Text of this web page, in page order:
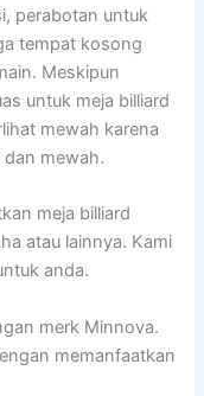
perabotan untuk
tempat kosong
Meskipun
untuk meja billiard
mewah karena
mewah.
meja billiard
atau lainnya. Kami
anda.
merk Minnova.
memanfaatkan